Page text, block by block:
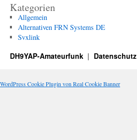
Kategorien
Allgemein
Alternativen FRN Systems DE
Svxlink
DH9YAP-Amateurfunk Datenschutz
WordPress Cookie Plugin von Real Cookie Banner